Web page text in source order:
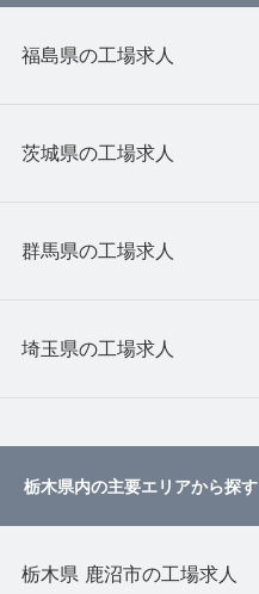
福島県の工場求人
茨城県の工場求人
群馬県の工場求人
埼玉県の工場求人
栃木県内の主要エリアから探す
栃木県 鹿沼市の工場求人